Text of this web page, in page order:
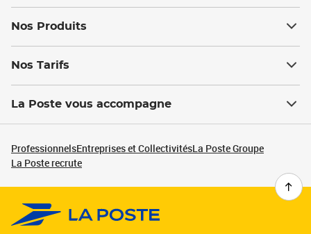
Nos Produits
Nos Tarifs
La Poste vous accompagne
ProfessionnelsEntreprises et CollectivitésLa Poste Groupe
La Poste recrute